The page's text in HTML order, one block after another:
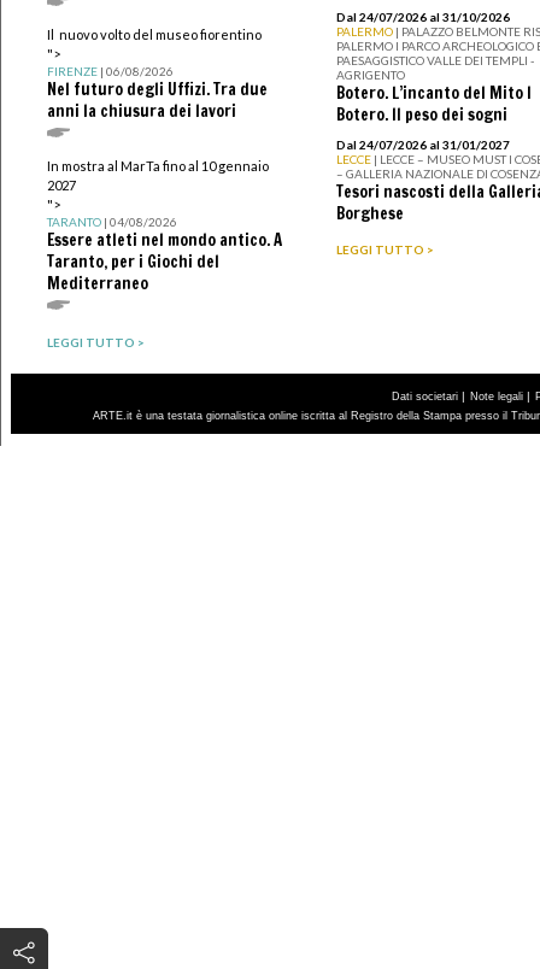
Il nuovo volto del museo fiorentino
">
FIRENZE| 06/08/2026
Nel futuro degli Uffizi. Tra due
anni la chiusura dei lavori
In mostra al MarTa fino al 10 gennaio
2027
">
TARANTO| 04/08/2026
Essere atleti nel mondo antico. A
Taranto, per i Giochi del
Mediterraneo
LEGGI TUTTO >
Dal 24/07/2026 al 31/10/2026
PALERMO | PALAZZO BELMONTE
PALERMO I PARCO ARCHEOLOGICO
PAESAGGISTICO VALLE DEI TEMPLI -
AGRIGENTO
Botero. L’incanto del Mito I
Botero. Il peso dei sogni
Dal 24/07/2026 al 31/01/2027
LECCE | LECCE – MUSEO MUST I
– GALLERIA NAZIONALE DI
Tesori nascosti della
Borghese
LEGGI TUTTO >
Dati societari | Note legali |
ARTE.it è una testata giornalistica online iscritta al Registro della Stampa presso il